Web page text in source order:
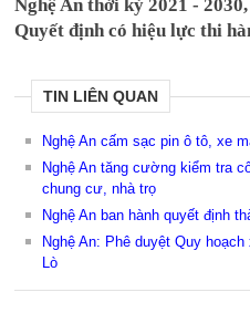
Nghệ An thời kỳ 2021 -
Quyết định có hiệu lực thi
TIN LIÊN QUAN
Nghệ An cấm sạc pin ô tô, xe
Nghệ An tăng cường kiểm tra
chung cư, nhà trọ
Nghệ An ban hành quyết định
Nghệ An: Phê duyệt Quy
Lò